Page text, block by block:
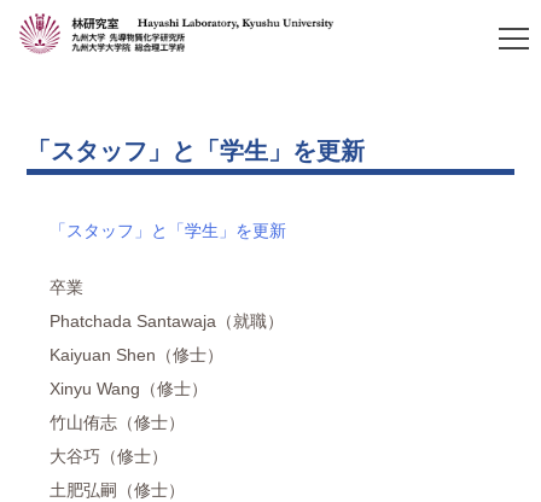
「スタッフ」と「学生」を更新
「スタッフ」と「学生」を更新
卒業
Phatchada Santawaja（就職）
Kaiyuan Shen（修士）
Xinyu Wang（修士）
竹山侑志（修士）
大谷巧（修士）
土肥弘嗣（修士）